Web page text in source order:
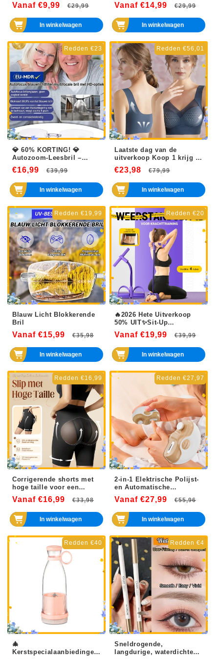
Vanaf €9,99
Normale
prijs
€29,99 Aanbiedingsprijs
In winkelwagen
Vanaf €14,99
Normale
prijs
€29,99
In winkelwagen
Redden €23
💎 60% KORTING! 💎
Autozoom-Leesbril –
Automatische
scherpstelling, ultra licht
& kristalhelder zicht voor
dichtbij en veraf 👓✨
€16,99
Normale
prijs
€39,99 Aanbiedingsprijs
In winkelwagen
Redden €56,01
Laatste dag van de
uitverkoop Koop 1 krijg 2
gratis - Sexy Push Up
Draadloze Beha's
€23,98
Normale
prijs
€79,99
In winkelwagen
Redden €19,99
Blauw Licht Blokkerende
Bril
Vanaf €15,99
Normale
prijs
€35,98 Aanbiedingsprijs
In winkelwagen
Redden €20
🔥2026 Hete Uitverkoop
50% UIT✨Sit-Up
trainingsapparatuur
Vanaf €19,99
Normale
prijs
€39,99
In winkelwagen
Redden €16,99
Corrigerende shorts met
hoge taille voor een
gelifte billenlook
Vanaf €16,99
Normale
prijs
€33,98 Aanbiedingsprijs
In winkelwagen
Redden €27,97
2-in-1 Elektrische Polijst-
en Automatische
Nagelknippers
Vanaf €27,99
Normale
prijs
€55,96
In winkelwagen
Redden €40
🎄
Kerstspecialaanbiedingen
Redden €4
Sneldrogende,
langdurige, waterdichte